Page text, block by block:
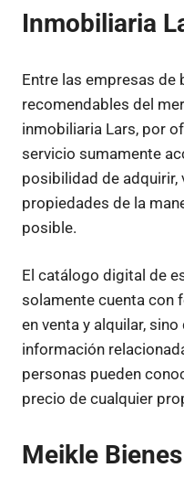
Inmobiliaria
Entre las empresas de
recomendables del
inmobiliaria Lars, por
servicio sumamente
posibilidad de adquirir,
propiedades de la
posible.
El catálogo digital de
solamente cuenta con
en venta y alquilar,
información
personas pueden
precio de cualquier
Meikle